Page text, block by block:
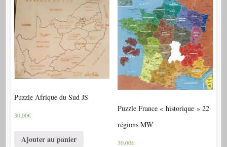
Puzzle Afrique du Sud JS
30,00€
Ajouter au panier
Puzzle France « historique » 22
régions MW
30,00€